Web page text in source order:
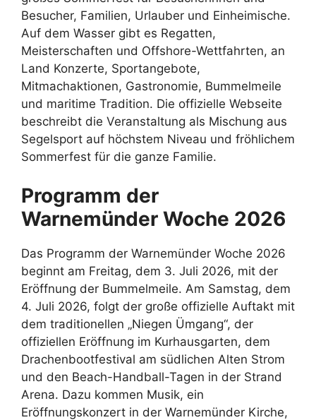
Besucher, Familien, Urlauber und Einheimische.
Auf dem Wasser gibt es Regatten,
Meisterschaften und Offshore-Wettfahrten, an
Land Konzerte, Sportangebote,
Mitmachaktionen, Gastronomie, Bummelmeile
und maritime Tradition. Die offizielle Webseite
beschreibt die Veranstaltung als Mischung aus
Segelsport auf höchstem Niveau und fröhlichem
Sommerfest für die ganze Familie.
Programm der
Warnemünder Woche 2026
Das Programm der Warnemünder Woche 2026
beginnt am Freitag, dem 3. Juli 2026, mit der
Eröffnung der Bummelmeile. Am Samstag, dem
4. Juli 2026, folgt der große offizielle Auftakt mit
dem traditionellen „Niegen Ümgang“, der
offiziellen Eröffnung im Kurhausgarten, dem
Drachenbootfestival am südlichen Alten Strom
und den Beach-Handball-Tagen in der Strand
Arena. Dazu kommen Musik, ein
Eröffnungskonzert in der Warnemünder Kirche,